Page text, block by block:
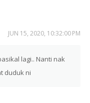
JUN 15, 2020, 10:32:00 PM
lagi.. Nanti nak
duduk ni